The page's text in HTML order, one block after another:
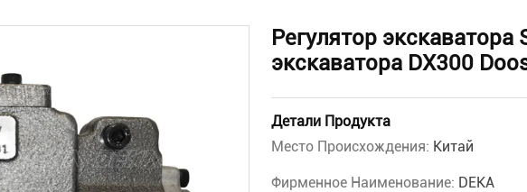
Регулятор
экскаватора DX300
Детали Продукта
Место Происхождения: Китай
Фирменное Наименование: DEKA